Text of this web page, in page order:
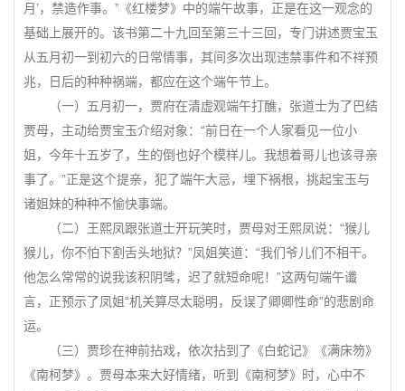
月’，禁造作事。”《红楼梦》中的端午故事，正是在这一观念的
基础上展开的。该书第二十九回至第三十三回，专门讲述贾宝玉
从五月初一到初六的日常情事，其间多次出现违禁事件和不祥预
兆，日后的种种祸端，都应在这个端午节上。
（一）五月初一，贾府在清虚观端午打醮，张道士为了巴结
贾母，主动给贾宝玉介绍对象：“前日在一个人家看见一位小
姐，今年十五岁了，生的倒也好个模样儿。我想着哥儿也该寻亲
事了。”正是这个提亲，犯了端午大忌，埋下祸根，挑起宝玉与
诸姐妹的种种不愉快事端。
（二）王熙凤跟张道士开玩笑时，贾母对王熙凤说：“猴儿
猴儿，你不怕下割舌头地狱？”凤姐笑道：“我们爷儿们不相干。
他怎么常常的说我该积阴骘，迟了就短命呢！”这两句端午谶
言，正预示了凤姐“机关算尽太聪明，反误了卿卿性命”的悲剧命
运。
（三）贾珍在神前拈戏，依次拈到了《白蛇记》《满床笏》
《南柯梦》。贾母本来大好情绪，听到《南柯梦》时，心中不